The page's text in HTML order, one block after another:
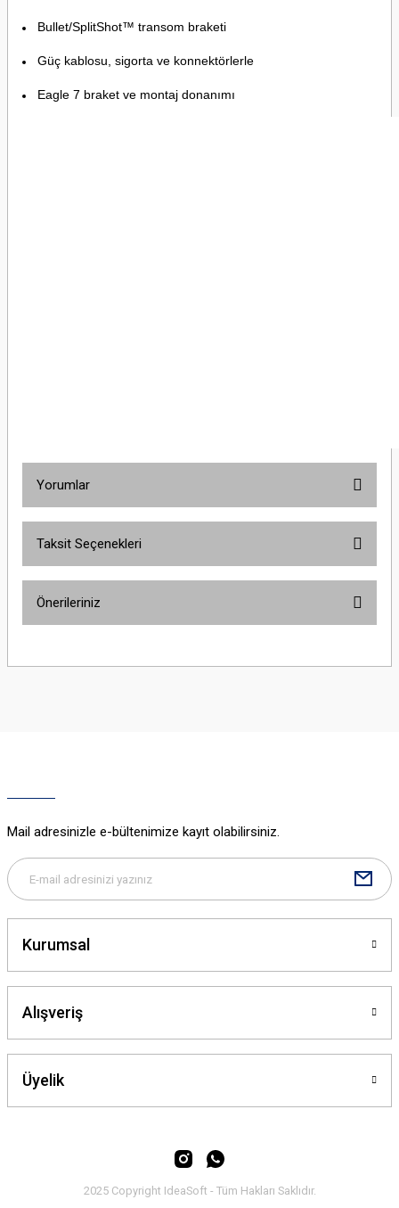
Bullet/SplitShot™ transom braketi
Güç kablosu, sigorta ve konnektörlerle
Eagle 7 braket ve montaj donanımı
Yorumlar
Taksit Seçenekleri
Önerileriniz
yetersiz gördüğünüz noktaları öneri formunu kullanarak tarafımıza
Bu ürüne benzer farklı alternatifler olmalı.
Mail adresinizle e-bültenimize kayıt olabilirsiniz.
Kurumsal
Alışveriş
Üyelik
2025 Copyright IdeaSoft - Tüm Hakları Saklıdır.